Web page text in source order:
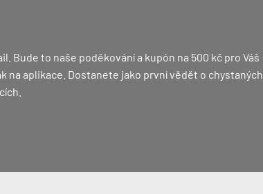
Bude to naše poděkování a kupón na 500 kč pro Váš
na aplikace. Dostanete jako první vědět o chystaných